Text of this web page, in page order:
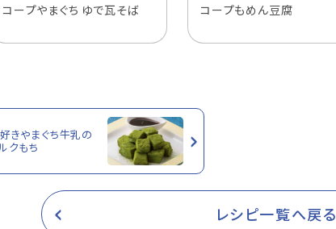
コープやまぐち ゆで瓦そば
コープもめん豆腐
きやまぐち牛乳の
クもち
レシピ一覧へ戻る